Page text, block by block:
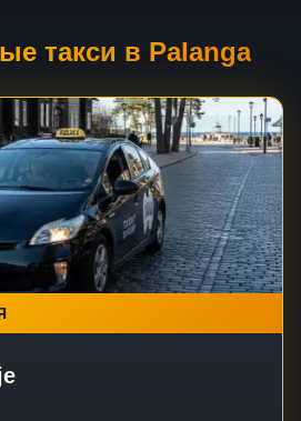
такси в Palanga